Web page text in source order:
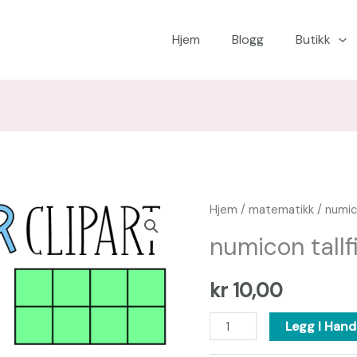
Hjem Blogg Butikk
Hjem /matematikk /
numicon
kr 10,00
numicon
-
clipart
antall
Legg I